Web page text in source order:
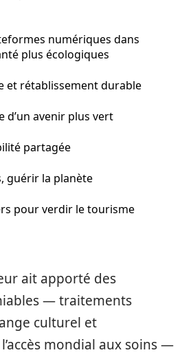
numériques dans
plus écologiques
et rétablissement durable
d’un avenir plus vert
partagée
guérir la planète
pour verdir le tourisme
ait apporté des
— traitements
culturel et
mondial aux soins —